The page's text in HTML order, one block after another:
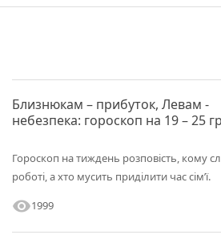
Близнюкам – прибуток, Левам -
небезпека: гороскоп на 19 – 25
Гороскоп на тиждень розповість, кому
роботі, а хто мусить приділити час сім’ї.
visibility1999